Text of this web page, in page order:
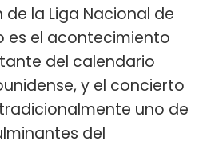
la Liga Nacional de
es el acontecimiento
del calendario
y el concierto
uno de
del